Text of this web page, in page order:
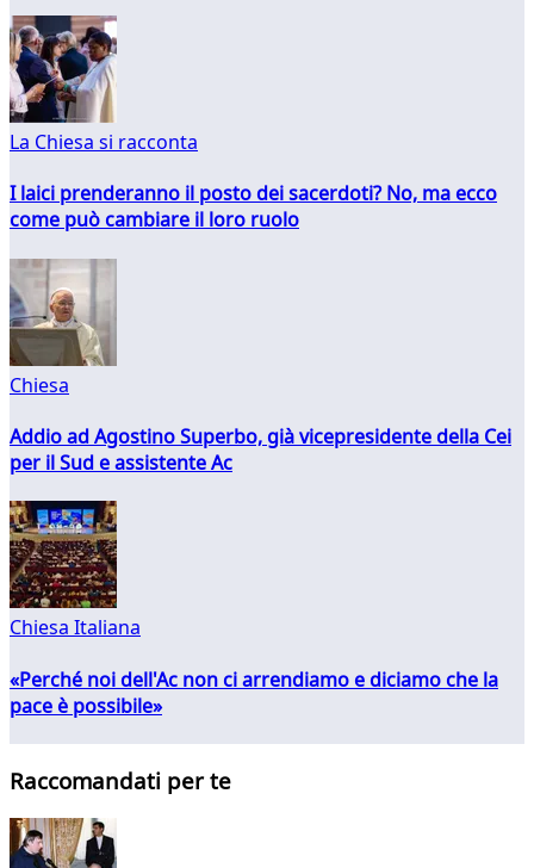
La Chiesa si racconta
I laici prenderanno il posto dei sacerdoti? No, ma ecco
come può cambiare il loro ruolo
Chiesa
Addio ad Agostino Superbo, già vicepresidente della Cei
per il Sud e assistente Ac
Chiesa Italiana
«Perché noi dell'Ac non ci arrendiamo e diciamo che la
pace è possibile»
Raccomandati per te